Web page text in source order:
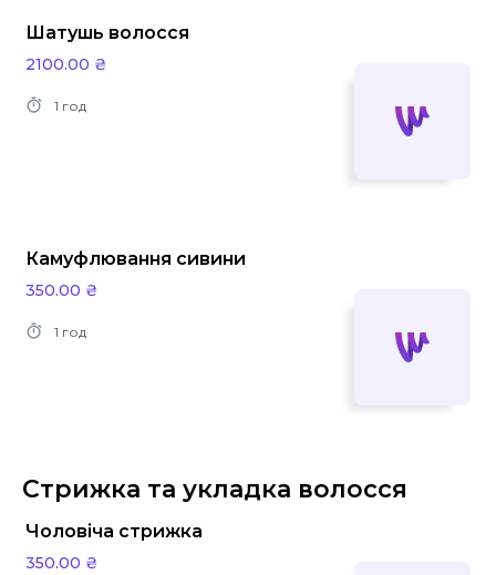
Шатушь волосся
2100.00 ₴
1 год
Камуфлювання сивини
350.00 ₴
1 год
Стрижка та укладка волосся
Чоловіча стрижка
350.00 ₴